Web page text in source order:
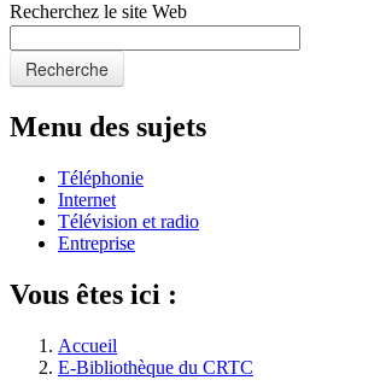
Recherchez le site Web
Recherche
Menu des sujets
Téléphonie
Internet
Télévision et radio
Entreprise
Vous êtes ici :
Accueil
E-Bibliothèque du CRTC